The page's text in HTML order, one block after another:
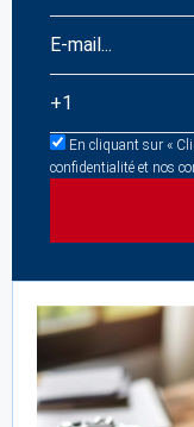
En cliquant sur «
confidentialité et nos